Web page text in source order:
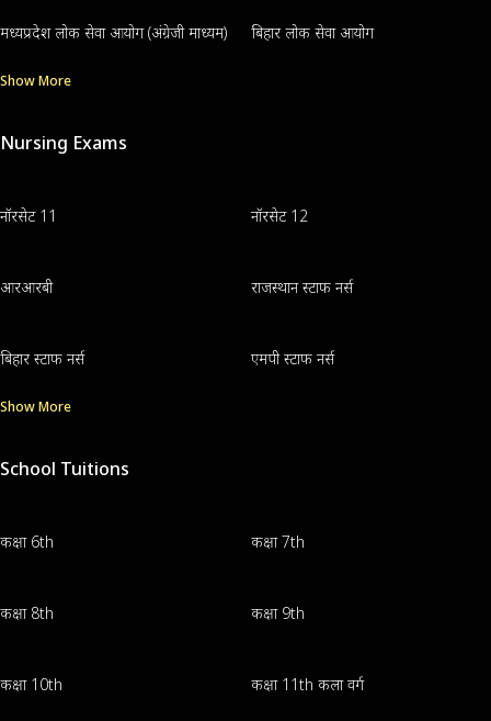
मध्यप्रदेश लोक सेवा आयोग (अंग्रेजी माध्यम) बिहार लोक सेवा आयोग
Show More
Nursing Exams
नॉरसेट 11 नॉरसेट 12
आरआरबी राजस्थान स्टाफ नर्स
बिहार स्टाफ नर्स एमपी स्टाफ नर्स
Show More
School Tuitions
कक्षा 6th कक्षा 7th
कक्षा 8th कक्षा 9th
कक्षा 10th कक्षा 11th कला वर्ग